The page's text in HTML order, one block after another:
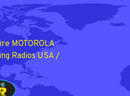
MOTOROLA
Radios USA /